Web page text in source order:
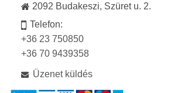
2092 Budakeszi, Szüret u. 2.
Telefon:
+36 23 750850
+36 70 9439358
Üzenet küldés